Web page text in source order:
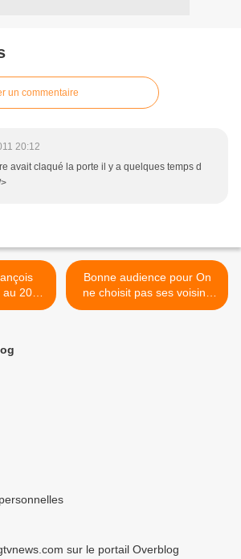
un commentaire
20:12
avait claqué la porte il y a quelques temps d
au 20
Bonne audience pour On
ne choisit pas ses voisins
sur M6. >
sur le portail Overblog